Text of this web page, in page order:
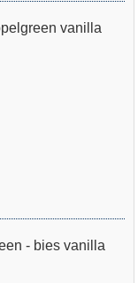
vanilla
- bies vanilla